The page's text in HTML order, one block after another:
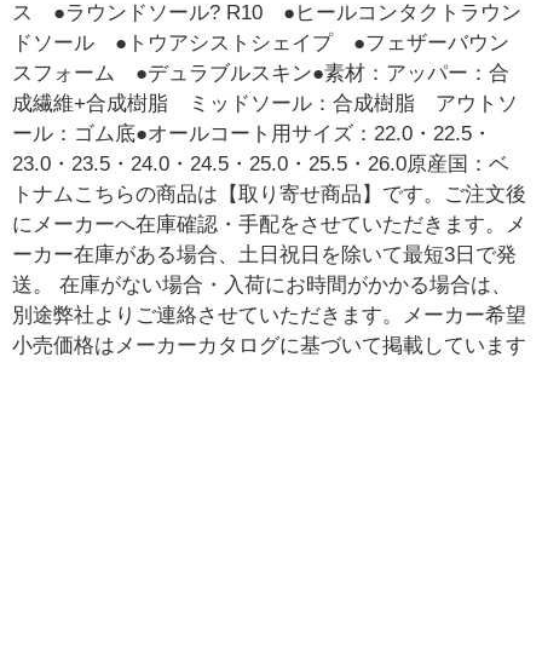
ス ●ラウンドソール? R10 ●ヒールコンタクトラウン
ドソール ●トウアシストシェイプ ●フェザーバウン
スフォーム ●デュラブルスキン●素材：アッパー：合
成繊維+合成樹脂 ミッドソール：合成樹脂 アウトソ
ール：ゴム底●オールコート用サイズ：22.0・22.5・
23.0・23.5・24.0・24.5・25.0・25.5・26.0原産国：ベ
トナムこちらの商品は【取り寄せ商品】です。ご注文後
にメーカーへ在庫確認・手配をさせていただきます。メ
ーカー在庫がある場合、土日祝日を除いて最短3日で発
送。 在庫がない場合・入荷にお時間がかかる場合は、
別途弊社よりご連絡させていただきます。メーカー希望
小売価格はメーカーカタログに基づいて掲載しています